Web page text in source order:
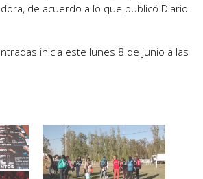
de acuerdo a lo que publicó Diario
inicia este lunes 8 de junio a las